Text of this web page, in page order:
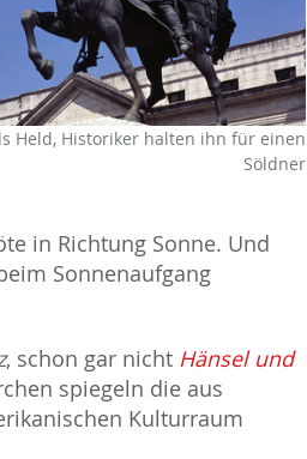
Held, Historiker halten ihn für einen
Söldner
in Richtung Sonne. Und
Sonnenaufgang
, schon gar nicht Hänsel und
spiegeln die aus
Kulturraum